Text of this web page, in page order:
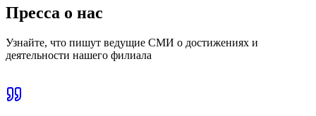
Пресса о нас
Узнайте, что пишут ведущие СМИ о достижениях и
деятельности нашего филиала